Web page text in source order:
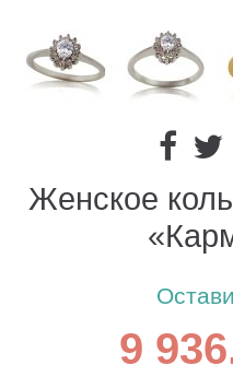
Женское
9